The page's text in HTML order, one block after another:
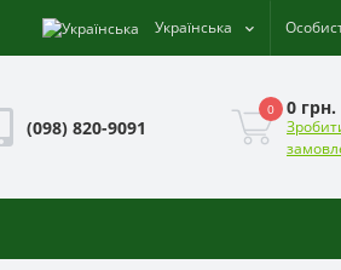
Українська
(098) 820-9091
0 0 грн.